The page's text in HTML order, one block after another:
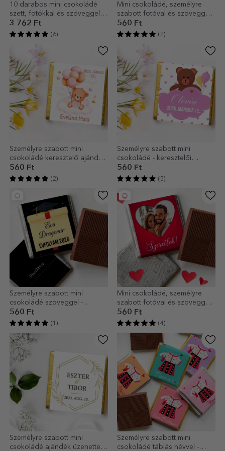
10 darabos mini csokoládé
szett, fotókkal és szöveggel
személyre szabva – Boldog
születésnapot!
3 762 Ft
(6)
Mini csokoládé, személyre
szabott fotóval és szöveggel -
Boldog húsvétot!
560 Ft
(2)
Személyre szabott mini
csokoládé keresztelő ajándék
szöveggel - Teddy mackók
560 Ft
(2)
Személyre szabott mini
csokoládé - keresztelői
ajándék
560 Ft
(5)
Személyre szabott mini
csokoládé szöveggel -
Érettségi
560 Ft
(1)
Mini csokoládé, személyre
szabott fotóval és szöveggel -
Szív
560 Ft
(4)
Személyre szabott mini
csokoládé ajándék üzenettel -
Személyre szabott mini
csokoládé táblás névvel -